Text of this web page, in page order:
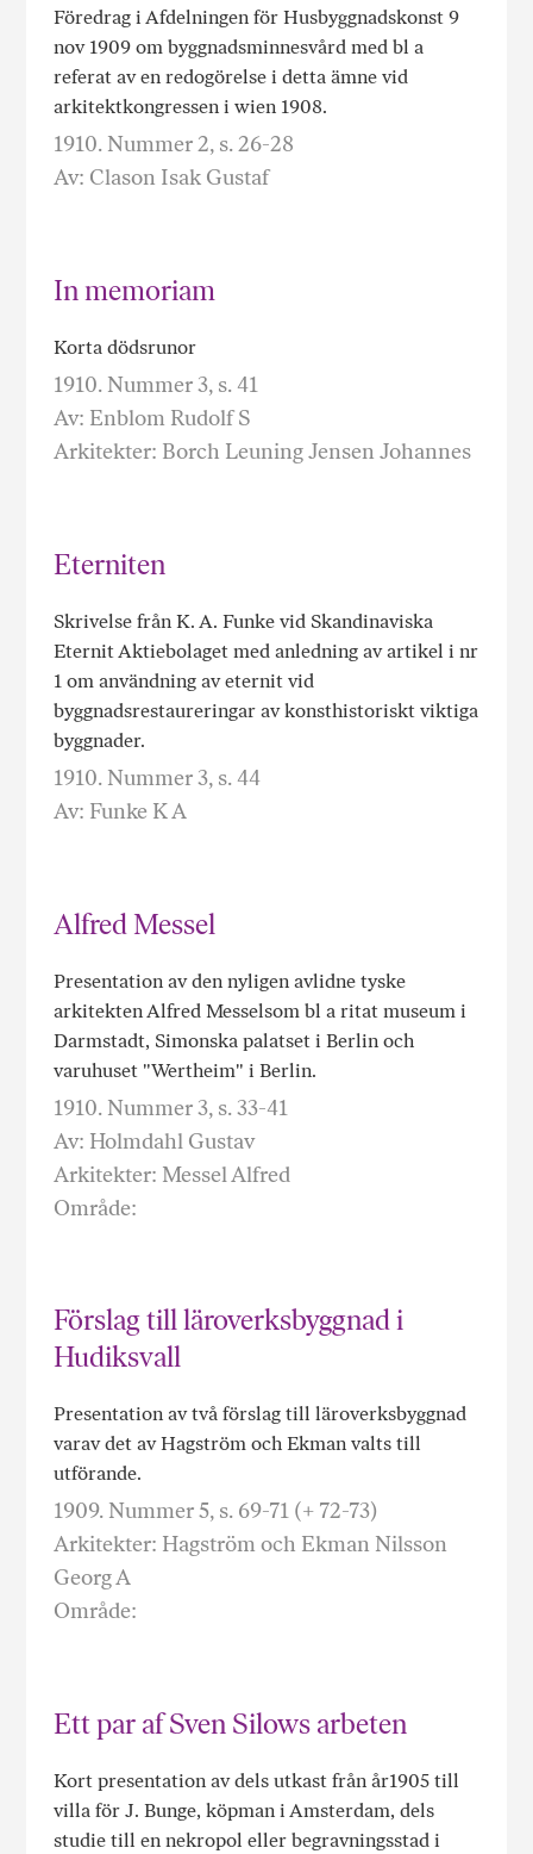
Föredrag i Afdelningen för Husbyggnadskonst 9
nov 1909 om byggnadsminnesvård med bl a
referat av en redogörelse i detta ämne vid
arkitektkongressen i wien 1908.
1910. Nummer 2, s. 26-28
Av: Clason Isak Gustaf
In memoriam
Korta dödsrunor
1910. Nummer 3, s. 41
Av: Enblom Rudolf S
Arkitekter: Borch Leuning Jensen Johannes
Eterniten
Skrivelse från K. A. Funke vid Skandinaviska
Eternit Aktiebolaget med anledning av artikel i nr
1 om användning av eternit vid
byggnadsrestaureringar av konsthistoriskt viktiga
byggnader.
1910. Nummer 3, s. 44
Av: Funke K A
Alfred Messel
Presentation av den nyligen avlidne tyske
arkitekten Alfred Messelsom bl a ritat museum i
Darmstadt, Simonska palatset i Berlin och
varuhuset "Wertheim" i Berlin.
1910. Nummer 3, s. 33-41
Av: Holmdahl Gustav
Arkitekter: Messel Alfred
Område:
Förslag till läroverksbyggnad i
Hudiksvall
Presentation av två förslag till läroverksbyggnad
varav det av Hagström och Ekman valts till
utförande.
1909. Nummer 5, s. 69-71 (+ 72-73)
Arkitekter: Hagström och Ekman Nilsson
Georg A
Område:
Ett par af Sven Silows arbeten
Kort presentation av dels utkast från år1905 till
villa för J. Bunge, köpman i Amsterdam, dels
studie till en nekropol eller begravningsstad i